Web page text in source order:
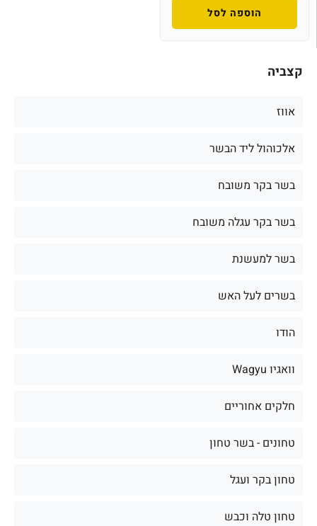
קצביה
אווז
אלכוהול ליד הבשר
בשר בקר משובח
בשר בקר עגלה משובח
בשר למעשנת
בשרים לעל האש
הודו
וואגיו Wagyu
חלקים אחוריים
טחונים - בשר טחון
טחון בקר ועגל
טחון טלה וכבש
הוספה לסל